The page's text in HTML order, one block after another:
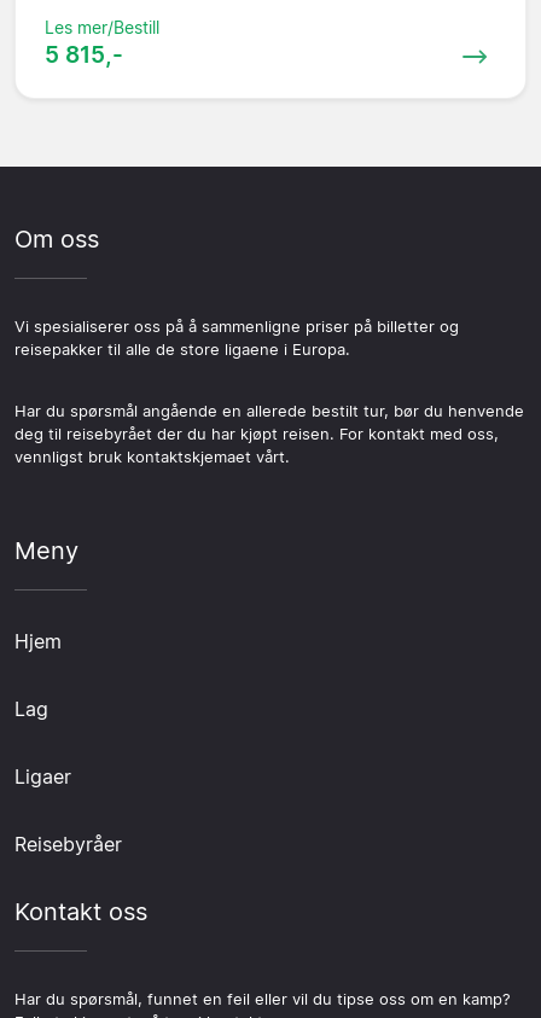
Les mer/Bestill
5 815,-
Om oss
Vi spesialiserer oss på å sammenligne priser på billetter og
reisepakker til alle de store ligaene i Europa.
Har du spørsmål angående en allerede bestilt tur, bør du henvende
deg til reisebyrået der du har kjøpt reisen. For kontakt med oss,
vennligst bruk kontaktskjemaet vårt.
Meny
Hjem
Lag
Ligaer
Reisebyråer
Kontakt oss
Har du spørsmål, funnet en feil eller vil du tipse oss om en kamp?